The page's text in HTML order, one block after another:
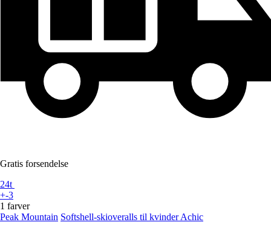
Gratis forsendelse
24t
+-3
1 farver
Peak Mountain Softshell-skioveralls til kvinder Achic